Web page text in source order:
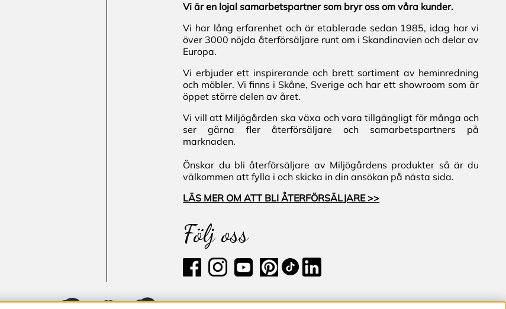
Vi är en lojal samarbetspartner som bryr oss om våra kunder.
Vi har lång erfarenhet och är etablerade sedan 1985, idag har vi
över 3000 nöjda återförsäljare runt om i Skandinavien och delar av
Europa.
Vi erbjuder ett inspirerande och brett sortiment av heminredning
och möbler. Vi finns i Skåne, Sverige och har ett showroom som är
öppet större delen av året.
Vi vill att Miljögården ska växa och vara tillgängligt för många och
ser gärna fler återförsäljare och samarbetspartners på
marknaden.
Önskar du bli återförsäljare av Miljögårdens produkter så är du
välkommen att fylla i och skicka in din ansökan på nästa sida.
LÄS MER OM ATT BLI ÅTERFÖRSÄLJARE >>
Följ oss